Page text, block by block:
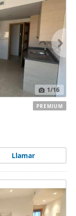
1/16
Llamar
PREMIUM